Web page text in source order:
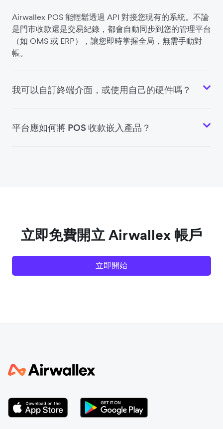
Airwallex POS 能輕鬆透過 API 對接您現有的系統。不論
是門市收款還是交易紀錄，都會自動同步到您的管理平台
（如 OMS 或 ERP），讓您即時掌握全局，無需手動對
帳。
我可以自訂終端介面，或使用自己的硬件嗎？
平台應如何將 POS 收款嵌入產品？
立即免費開立 Airwallex 帳戶
立即開始